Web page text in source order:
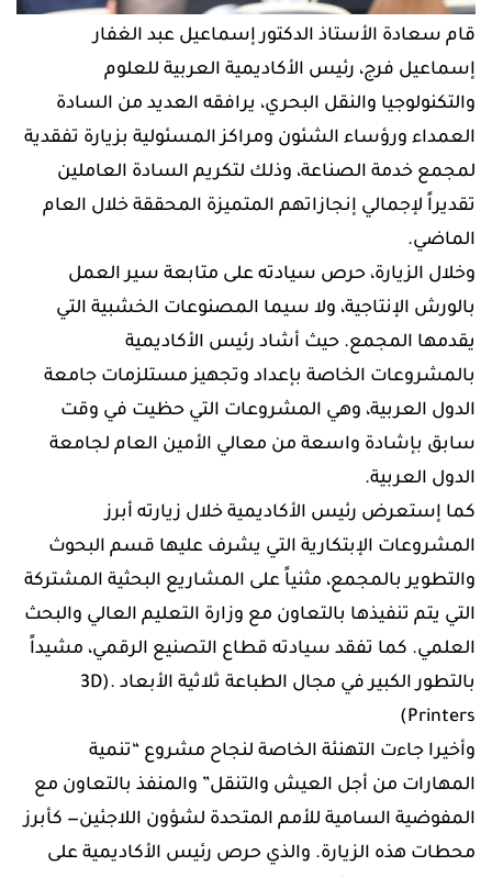
قام سعادة الأستاذ الدكتور إسماعيل عبد الغفار
إسماعيل فرج، رئيس الأكاديمية العربية للعلوم
والتكنولوجيا والنقل البحري، يرافقه العديد من السادة
العمداء ورؤساء الشئون ومراكز المسئولية بزيارة تفقدية
لمجمع خدمة الصناعة، وذلك لتكريم السادة العاملين
تقديراً لإجمالي إنجازاتهم المتميزة المحققة خلال العام
الماضي.
وخلال الزيارة، حرص سيادته على متابعة سير العمل
بالورش الإنتاجية، ولا سيما المصنوعات الخشبية التي
يقدمها المجمع. حيث أشاد رئيس الأكاديمية
بالمشروعات الخاصة بإعداد وتجهيز مستلزمات جامعة
الدول العربية، وهي المشروعات التي حظيت في وقت
سابق بإشادة واسعة من معالي الأمين العام لجامعة
الدول العربية.
كما إستعرض رئيس الأكاديمية خلال زيارته أبرز
المشروعات الإبتكارية التي يشرف عليها قسم البحوث
والتطوير بالمجمع، مثنياً على المشاريع البحثية المشتركة
التي يتم تنفيذها بالتعاون مع وزارة التعليم العالي والبحث
العلمي. كما تفقد سيادته قطاع التصنيع الرقمي، مشيداً
بالتطور الكبير في مجال الطباعة ثلاثية الأبعاد .(3D
Printers)
وأخيرا جاءت التهنئة الخاصة لنجاح مشروع “تنمية
المهارات من أجل العيش والتنقل” والمنفذ بالتعاون مع
المفوضية السامية للأمم المتحدة لشؤون اللاجئين— كأبرز
محطات هذه الزيارة. والذي حرص رئيس الأكاديمية على